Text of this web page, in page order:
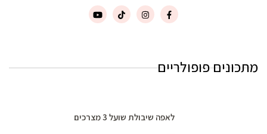
מתכונים פופולריים
לאפה שיבולת שועל 3 מצרכים